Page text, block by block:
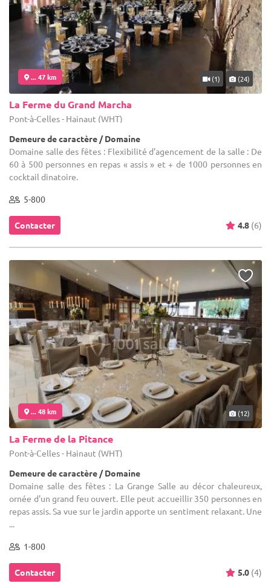
... 47 km (1) (24)
La Ferme du Grand Marcha
Pont-à-Celles - Hainaut (WHT)
Demeure de caractère / Domaine
Domaine salle des fêtes : Flexibilité d’agencement de la salle : De
60 à 500 personnes en repas « assis » et + de 1000 personnes en
cocktail dinatoire.
5-800
Contacter 4.8 (6)
... 48 km (12)
La Ferme de la Pitance
Pont-à-Celles - Hainaut (WHT)
Demeure de caractère / Domaine
Domaine salle des fêtes : La Grange Salle au décor chaleureux,
ornée d'un grand feu ouvert. Elle peut accueillir 350 personnes en
repas assis. Sa vue sur le jardin apporte un sentiment relaxant. Une
...
1-800
Contacter 5.0 (4)